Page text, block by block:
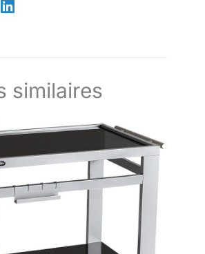
tandis que ses tablettes latérales offrent
pour la préparation ; le système de
similaires